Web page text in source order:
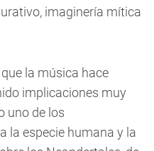
imaginería mítica
la música hace
implicaciones muy
uno de los
la especie humana y la